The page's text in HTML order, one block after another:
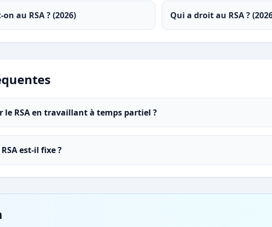
au RSA ? (2026) Qui a droit au RSA ?
le RSA en travaillant à temps partiel ?
est-il fixe ?